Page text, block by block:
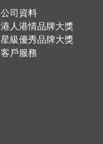
公司資料
港人港情品牌大獎
星級優秀品牌大獎
客戶服務